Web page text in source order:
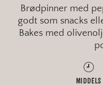
Brødpinner med
godt som snacks
Bakes med
MIDDELS